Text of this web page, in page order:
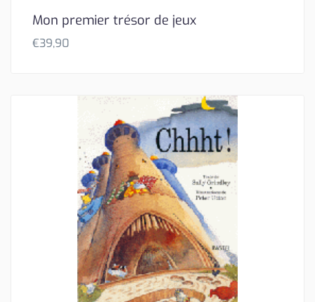
Mon premier trésor de jeux
€39,90